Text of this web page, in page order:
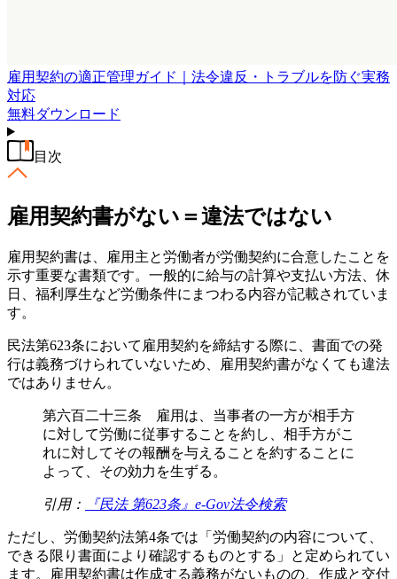
雇用契約の適正管理ガイド｜法令違反・トラブルを防ぐ実務
対応
無料ダウンロード
目次
雇用契約書がない＝違法ではない
雇用契約書は、雇用主と労働者が労働契約に合意したことを
示す重要な書類です。一般的に給与の計算や支払い方法、休
日、福利厚生など労働条件にまつわる内容が記載されていま
す。
民法第623条において雇用契約を締結する際に、書面での発
行は義務づけられていないため、雇用契約書がなくても違法
ではありません。
第六百二十三条 雇用は、当事者の一方が相手方
に対して労働に従事することを約し、相手方がこ
れに対してその報酬を与えることを約することに
よって、その効力を生ずる。
引用： 『民法 第623条』e-Gov法令検索
ただし、労働契約法第4条では「労働契約の内容について、
できる限り書面により確認するものとする」と定められてい
ます。雇用契約書は作成する義務がないものの、作成と交付